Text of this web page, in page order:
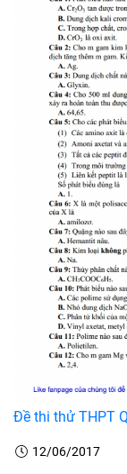
Đề thi thử THPT
12/06/2017